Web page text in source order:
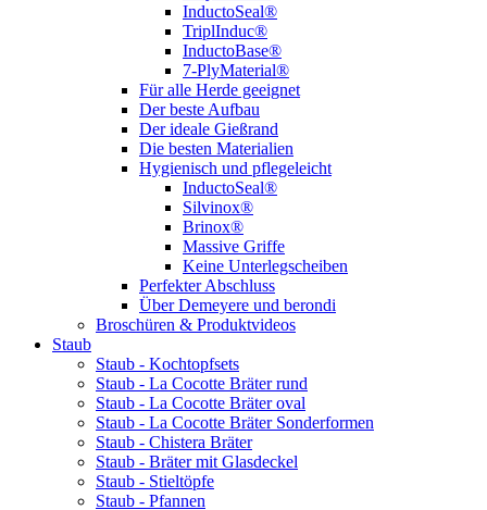
InductoSeal®
TriplInduc®
InductoBase®
7-PlyMaterial®
Für alle Herde geeignet
Der beste Aufbau
Der ideale Gießrand
Die besten Materialien
Hygienisch und pflegeleicht
InductoSeal®
Silvinox®
Brinox®
Massive Griffe
Keine Unterlegscheiben
Perfekter Abschluss
Über Demeyere und berondi
Broschüren & Produktvideos
Staub
Staub - Kochtopfsets
Staub - La Cocotte Bräter rund
Staub - La Cocotte Bräter oval
Staub - La Cocotte Bräter Sonderformen
Staub - Chistera Bräter
Staub - Bräter mit Glasdeckel
Staub - Stieltöpfe
Staub - Pfannen